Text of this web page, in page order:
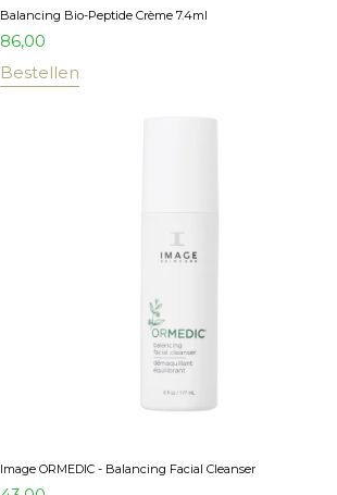
Balancing Bio-Peptide Crème 7.4ml
86,00
Bestellen
Image ORMEDIC - Balancing Facial Cleanser